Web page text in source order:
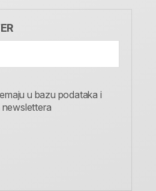
u bazu podataka i
newslettera